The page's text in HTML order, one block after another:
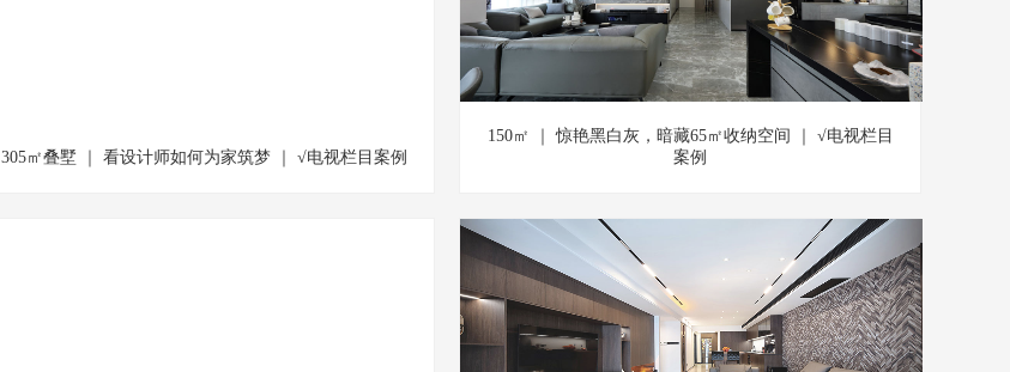
305㎡叠墅 ｜ 看设计师如何为家筑梦 ｜ √电视栏目案例
150㎡ ｜ 惊艳黑白灰，暗藏65㎡收纳空间 ｜ √电视栏目
案例